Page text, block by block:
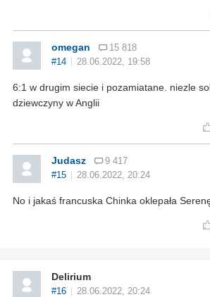
omegan
15 818
#14
28.06.2022, 19:58
6:1 w drugim siecie i pozamiatane. niezle
dziewczyny w Anglii
Judasz
9 417
#15
28.06.2022, 20:24
No i jakaś francuska Chinka oklepała
Delirium
#16 28.06.2022, 20:24